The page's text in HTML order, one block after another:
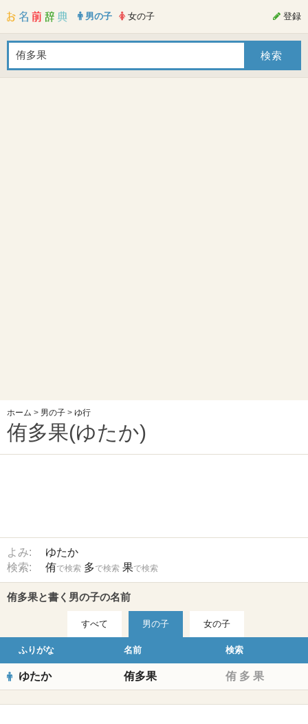
男の子 女の子 登録
ホーム > 男の子 > ゆ行
侑多果(ゆたか)
よみ:
ゆたか
検索:
侑で検索 多で検索 果で検索
侑多果と書く男の子の名前
すべて 男の子 女の子
ふりがな 名前 検索
ゆたか 侑多果 侑 多 果